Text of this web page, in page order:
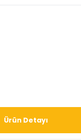
Ürün Detayı